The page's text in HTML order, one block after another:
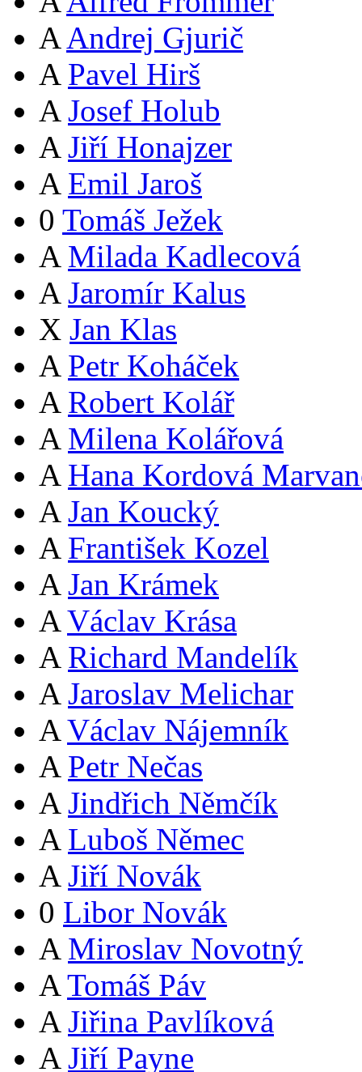
A Andrej Gjurič
A Pavel Hirš
A Josef Holub
A Jiří Honajzer
A Emil Jaroš
0 Tomáš Ježek
A Milada Kadlecová
A Jaromír Kalus
X Jan Klas
A Petr Koháček
A Robert Kolář
A Milena Kolářová
A Hana Kordová
A Jan Koucký
A František Kozel
A Jan Krámek
A Václav Krása
A Richard Mandelík
A Jaroslav Melichar
A Václav Nájemník
A Petr Nečas
A Jindřich Němčík
A Luboš Němec
A Jiří Novák
0 Libor Novák
A Miroslav Novotný
A Tomáš Páv
A Jiřina Pavlíková
A Jiří Payne